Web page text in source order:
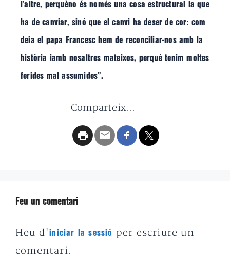
l’altre, perquèno és només una cosa estructural la que
ha de canviar, sinó que el canvi ha deser de cor: com
deia el papa Francesc hem de reconciliar-nos amb la
història iamb nosaltres mateixos, perquè tenim moltes
ferides mal assumides”.
Comparteix...
Feu un comentari
Heu d'iniciar la sessió
per escriure un
comentari.